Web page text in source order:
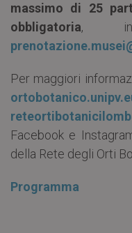
massimo di 25
obbligatoria,
Per maggiori
Facebook e
della Rete degli Orti
Programma